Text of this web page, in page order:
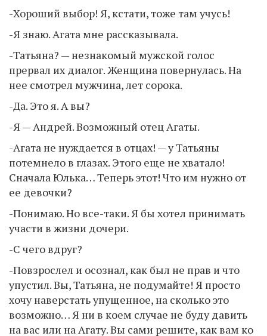
-Хороший выбор! Я, кстати, тоже там учусь!
-Я знаю. Агата мне рассказывала.
-Татьяна? — незнакомый мужской голос
прервал их диалог. Женщина повернулась. На
нее смотрел мужчина, лет сорока.
-Да. Это я. А вы?
-Я — Андрей. Возможный отец Агаты.
-Агата не нуждается в отцах! — у Татьяны
потемнело в глазах. Этого еще не хватало!
Сначала Юлька… Теперь этот! Что им нужно от
ее девочки?
-Понимаю. Но все-таки. Я бы хотел принимать
участи в жизни дочери.
-С чего вдруг?
-Повзрослел и осознал, как был не прав и что
упустил. Вы, Татьяна, не подумайте! Я просто
хочу наверстать упущенное, на сколько это
возможно… Я ни в коем случае не буду давить
на вас или на Агату. Вы сами решите, как вам ко